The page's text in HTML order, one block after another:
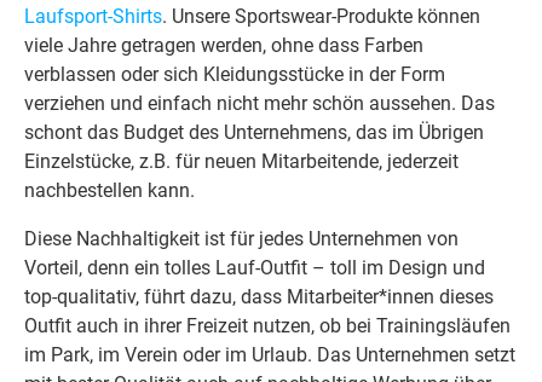
Laufsport-Shirts. Unsere Sportswear-Produkte können
viele Jahre getragen werden, ohne dass Farben
verblassen oder sich Kleidungsstücke in der Form
verziehen und einfach nicht mehr schön aussehen. Das
schont das Budget des Unternehmens, das im Übrigen
Einzelstücke, z.B. für neuen Mitarbeitende, jederzeit
nachbestellen kann.
Diese Nachhaltigkeit ist für jedes Unternehmen von
Vorteil, denn ein tolles Lauf-Outfit – toll im Design und
top-qualitativ, führt dazu, dass Mitarbeiter*innen dieses
Outfit auch in ihrer Freizeit nutzen, ob bei Trainingsläufen
im Park, im Verein oder im Urlaub. Das Unternehmen setzt